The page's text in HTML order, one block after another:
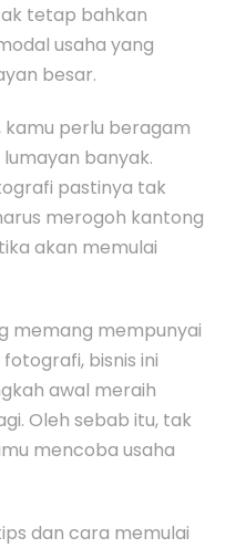
tetap bahkan
usaha yang
besar.
kamu perlu beragam
banyak.
pastinya tak
merogoh kantong
akan memulai
memang mempunyai
bisnis ini
awal meraih
Oleh sebab itu, tak
mencoba usaha
dan cara memulai